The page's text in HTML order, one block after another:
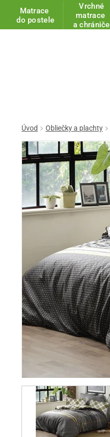
Matrace
do postele
Vrchné
matrace
a chrániče
Úvod Obliečky a plachty